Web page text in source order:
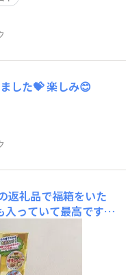
け積んでレジに並ん
た婦人に「それ美味
。
した💝 楽しみ😊
返礼品で福箱をいた
っていて最高ですマ
うですなお、大当た